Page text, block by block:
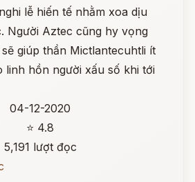
lễ hiến tế nhằm xoa dịu
Người Aztec cũng hy vọng
giúp thần Mictlantecuhtli ít
linh hồn người xấu số khi tới
04-12-2020
⭐ 4.8
5,191 lượt đọc